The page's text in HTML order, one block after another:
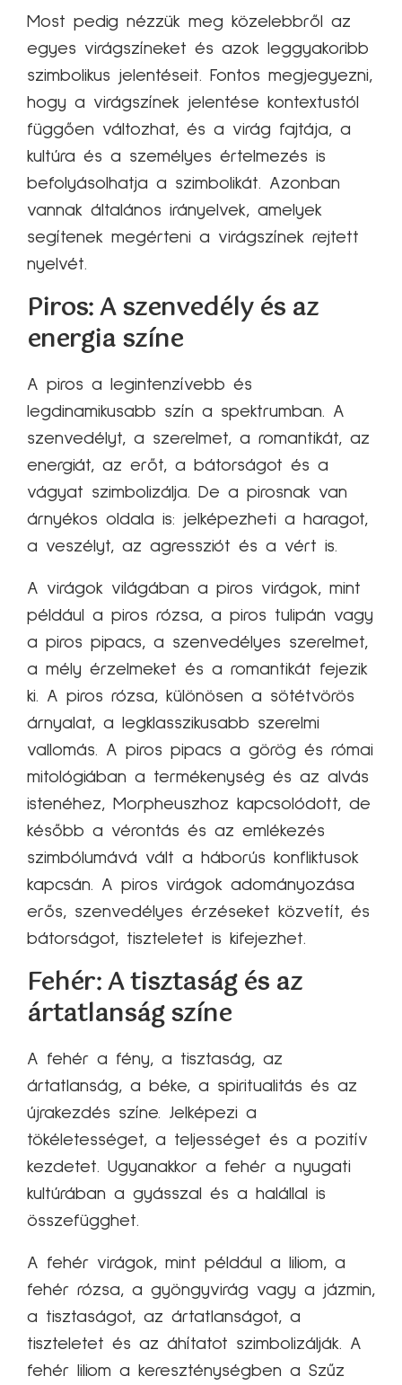
Most pedig nézzük meg közelebbről az
egyes virágszíneket és azok leggyakoribb
szimbolikus jelentéseit. Fontos megjegyezni,
hogy a virágszínek jelentése kontextustól
függően változhat, és a virág fajtája, a
kultúra és a személyes értelmezés is
befolyásolhatja a szimbolikát. Azonban
vannak általános irányelvek, amelyek
segítenek megérteni a virágszínek rejtett
nyelvét.
Piros: A szenvedély és az
energia színe
A piros a legintenzívebb és
legdinamikusabb szín a spektrumban. A
szenvedélyt, a szerelmet, a romantikát, az
energiát, az erőt, a bátorságot és a
vágyat szimbolizálja. De a pirosnak van
árnyékos oldala is: jelképezheti a haragot,
a veszélyt, az agressziót és a vért is.
A virágok világában a piros virágok, mint
például a piros rózsa, a piros tulipán vagy
a piros pipacs, a szenvedélyes szerelmet,
a mély érzelmeket és a romantikát fejezik
ki. A piros rózsa, különösen a sötétvörös
árnyalat, a legklasszikusabb szerelmi
vallomás. A piros pipacs a görög és római
mitológiában a termékenység és az alvás
istenéhez, Morpheuszhoz kapcsolódott, de
később a vérontás és az emlékezés
szimbólumává vált a háborús konfliktusok
kapcsán. A piros virágok adományozása
erős, szenvedélyes érzéseket közvetít, és
bátorságot, tiszteletet is kifejezhet.
Fehér: A tisztaság és az
ártatlanság színe
A fehér a fény, a tisztaság, az
ártatlanság, a béke, a spiritualitás és az
újrakezdés színe. Jelképezi a
tökéletességet, a teljességet és a pozitív
kezdetet. Ugyanakkor a fehér a nyugati
kultúrában a gyásszal és a halállal is
összefügghet.
A fehér virágok, mint például a liliom, a
fehér rózsa, a gyöngyvirág vagy a jázmin,
a tisztaságot, az ártatlanságot, a
tiszteletet és az áhítatot szimbolizálják. A
fehér liliom a kereszténységben a Szűz